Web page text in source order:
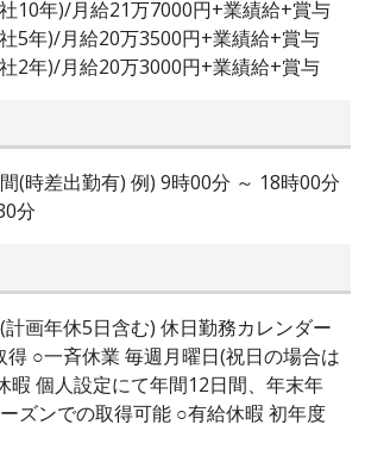
10年)/月給21万7000円+業績給+賞与
5年)/月給20万3500円+業績給+賞与
2年)/月給20万3000円+業績給+賞与
(時差出勤有) 例) 9時00分 ～ 18時00分
分
画年休5日含む) 休日勤務カレンダー
得 ○一斉休業 毎週月曜日(祝日の場合は
暇 個人設定にて年間12日間、年末年
ズンでの取得可能 ○有給休暇 初年度